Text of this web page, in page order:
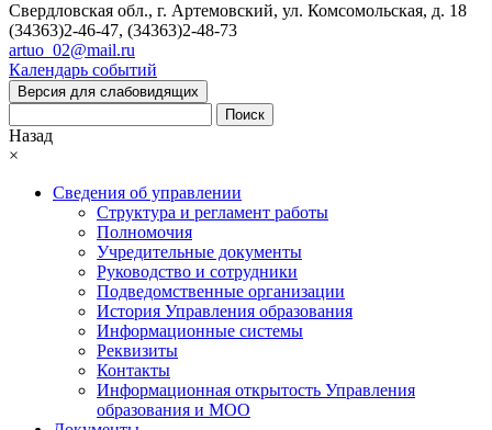
Свердловская обл., г. Артемовский, ул. Комсомольская, д. 18
(34363)2-46-47, (34363)2-48-73
artuo_02@mail.ru
Календарь событий
Версия для слабовидящих
Поиск
Назад
×
Сведения об управлении
Структура и регламент работы
Полномочия
Учредительные документы
Руководство и сотрудники
Подведомственные организации
История Управления образования
Информационные системы
Реквизиты
Контакты
Информационная открытость Управления
образования и МОО